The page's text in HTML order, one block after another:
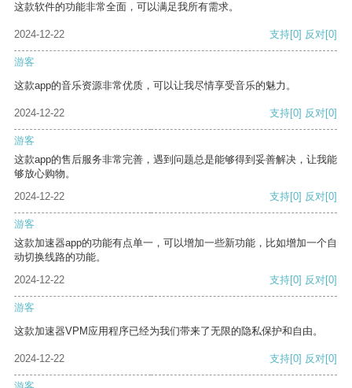
这款软件的功能非常全面，可以满足我所有需求。
2024-12-22 支持[0] 反对[0]
游客
这款app的音乐资源非常优质，可以让我尽情享受音乐的魅力。
2024-12-22 支持[0] 反对[0]
游客
这款app的售后服务非常完善，遇到问题总是能够得到妥善解决，让我能
够放心购物。
2024-12-22
支持[0] 反对[0]
游客
这款加速器app的功能有点单一，可以增加一些新功能，比如增加一个自
动切换线路的功能。
2024-12-22
支持[0] 反对[0]
游客
这款加速器VPM应用程序已经为我们带来了无限的隐私保护和自由。
2024-12-22 支持[0] 反对[0]